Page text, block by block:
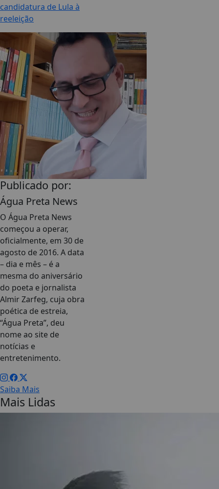
candidatura de Lula à
reeleição
Publicado por:
Água Preta News
O Água Preta News
começou a operar,
oficialmente, em 30 de
agosto de 2016. A data
– dia e mês – é a
mesma do aniversário
do poeta e jornalista
Almir Zarfeg, cuja obra
poética de estreia,
“Água Preta”, deu
nome ao site de
notícias e
entretenimento.
Saiba Mais
Mais Lidas